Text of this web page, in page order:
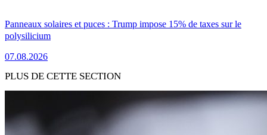
Panneaux solaires et puces : Trump impose 15% de taxes sur le
polysilicium
07.08.2026
PLUS DE CETTE SECTION